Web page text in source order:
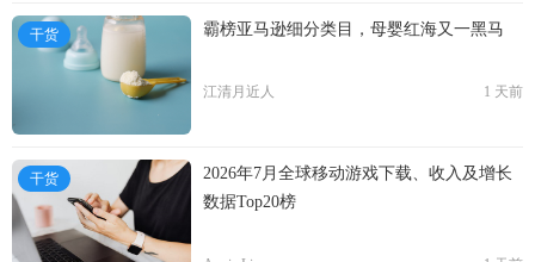
干货 霸榜亚马逊细分类目，母婴红海又一黑马
江清月近人 1 天前
干货
2026年7月全球移动游戏下载、收入及增长
数据Top20榜